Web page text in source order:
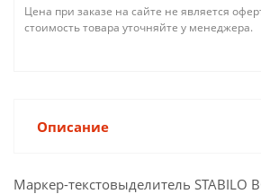
Цена при заказе на сайте не является
стоимость товара уточняйте у менеджера.
Описание
Маркер-текстовыделитель STABILO